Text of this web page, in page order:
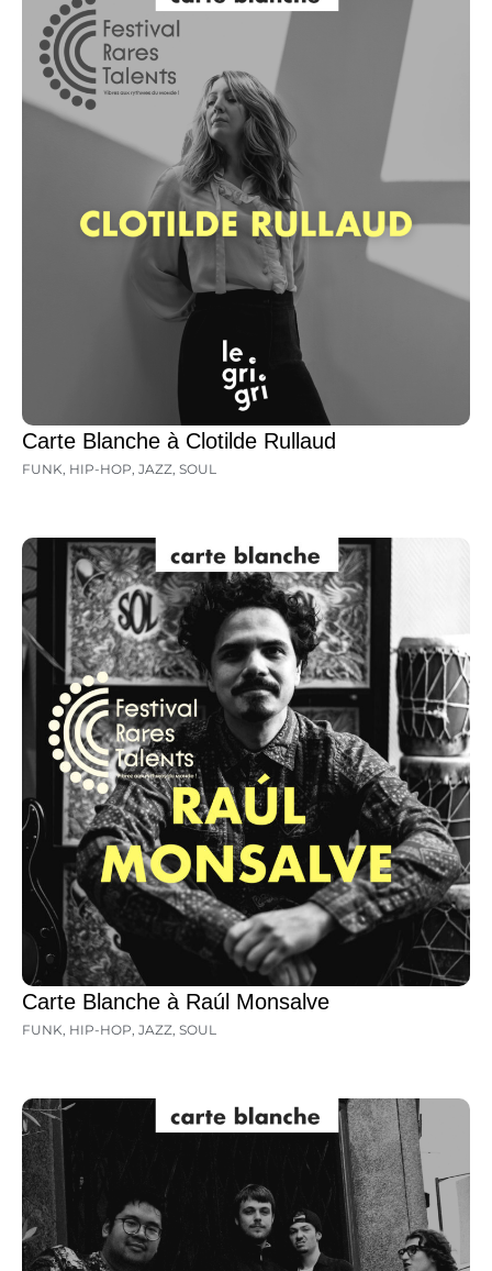
Carte Blanche à Clotilde Rullaud
FUNK, HIP-HOP, JAZZ, SOUL
Carte Blanche à Raúl Monsalve
FUNK, HIP-HOP, JAZZ, SOUL